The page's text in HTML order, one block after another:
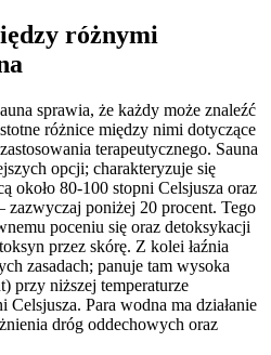
różnymi
sprawia, że każdy może znaleźć
różnice między nimi dotyczące
terapeutycznego. Sauna
opcji; charakteryzuje się
około 80-100 stopni Celsjusza oraz
zazwyczaj poniżej 20 procent. Tego
poceniu się oraz detoksykacji
przez skórę. Z kolei łaźnia
zasadach; panuje tam wysoka
przy niższej temperaturze
Celsjusza. Para wodna ma działanie
dróg oddechowych oraz